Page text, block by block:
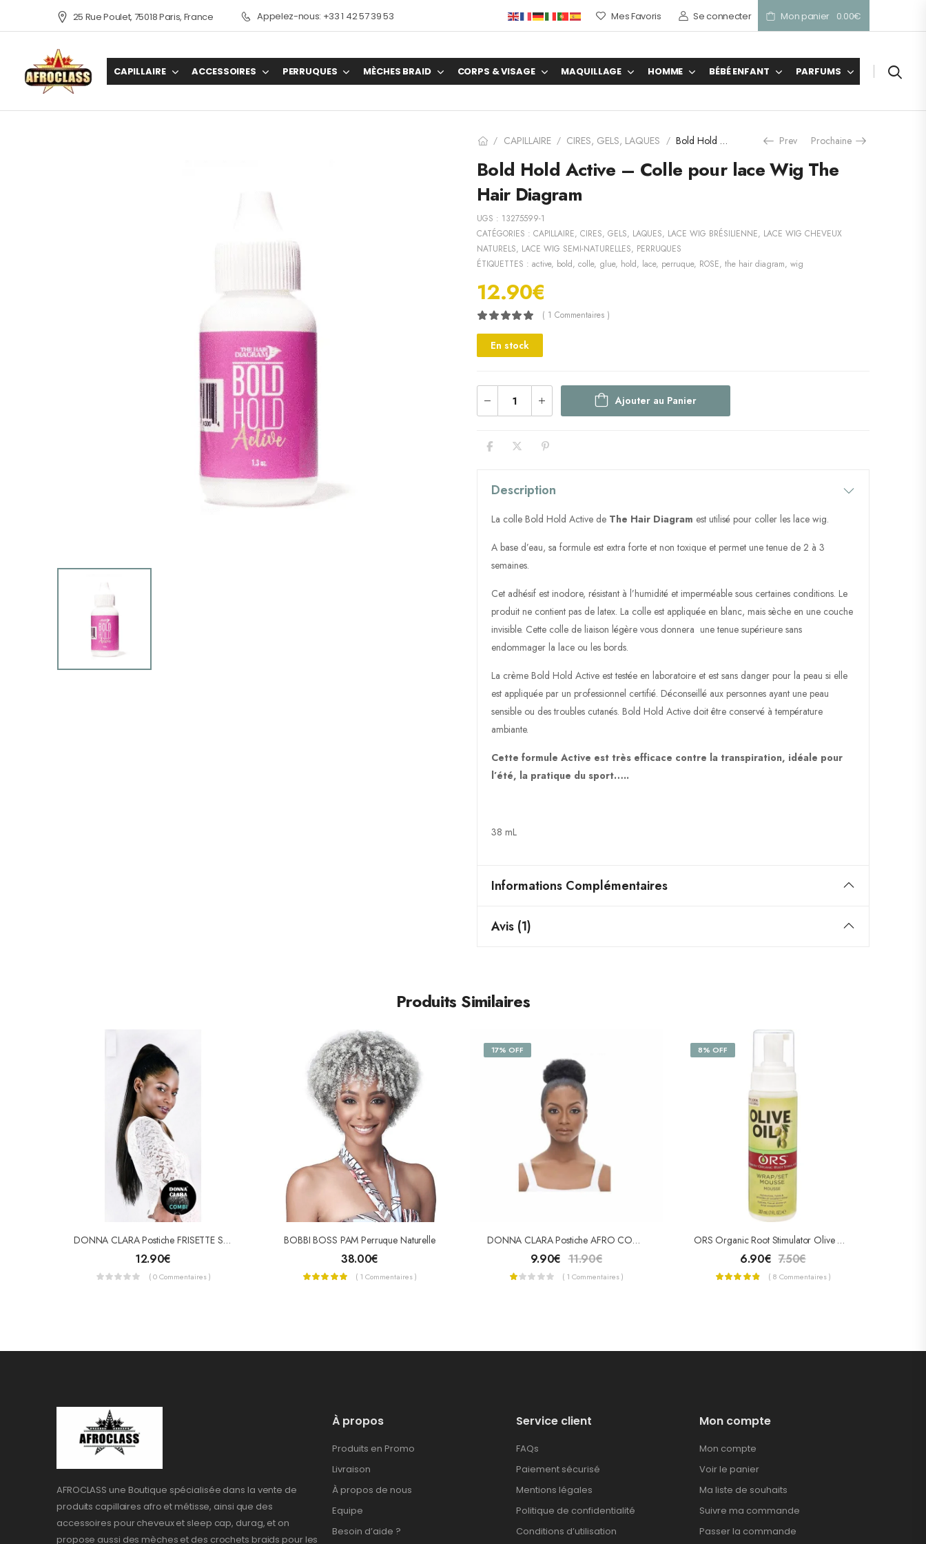
25 Rue Poulet, 75018 Paris, France Appelez-nous: +33 1 42 57 39 53 Mes Favoris Se connecter Mon panier 0.00€
CAPILLAIRE ACCESSOIRES PERRUQUES MÈCHES BRAID CORPS & VISAGE MAQUILLAGE HOMME BÉBÉ ENFANT PARFUMS
/ CAPILLAIRE / CIRES, GELS, LAQUES / Bold Hold Active – Colle pour lace Wig The Hair Diagram Prev Prochaine
Bold Hold Active – Colle pour lace Wig The
Hair Diagram
UGS : 13275599-1
CATÉGORIES : CAPILLAIRE, CIRES, GELS, LAQUES, LACE WIG BRÉSILIENNE, LACE WIG CHEVEUX
NATURELS, LACE WIG SEMI-NATURELLES, PERRUQUES
ÉTIQUETTES : active, bold, colle, glue, hold, lace, perruque, ROSE, the hair diagram, wig
12.90€
( 1 Commentaires )
En stock
Ajouter au Panier
Description
La colle Bold Hold Active de The Hair Diagram est utilisé pour coller les lace wig.
A base d’eau, sa formule est extra forte et non toxique et permet une tenue de 2 à 3
semaines.
Cet adhésif est inodore, résistant à l’humidité et imperméable sous certaines conditions. Le
produit ne contient pas de latex. La colle est appliquée en blanc, mais sèche en une couche
invisible. Cette colle de liaison légère vous donnera une tenue supérieure sans
endommager la lace ou les bords.
La crème Bold Hold Active est testée en laboratoire et est sans danger pour la peau si elle
est appliquée par un professionnel certifié. Déconseillé aux personnes ayant une peau
sensible ou des troubles cutanés. Bold Hold Active doit être conservé à température
ambiante.
Cette formule Active est très efficace contre la transpiration, idéale pour
l’été, la pratique du sport…..
38 mL
Informations Complémentaires
Avis (1)
Produits Similaires
DONNA CLARA Postiche FRISETTE STRAIGHT
12.90€
( 0 Commentaires )
BOBBI BOSS PAM Perruque Naturelle
38.00€
( 1 Commentaires )
17% OFF
DONNA CLARA Postiche AFRO COMBI PETIT
9.90€ 11.90€
( 1 Commentaires )
8% OFF
ORS Organic Root Stimulator Olive Oil Wrap/Set Mousse
6.90€ 7.50€
( 8 Commentaires )
AFROCLASS une Boutique spécialisée dans la vente de
produits capillaires afro et métisse, ainsi que des
accessoires pour cheveux et sleep cap, durag, et on
propose aussi des mèches et des crochets braids pour les
À propos
Produits en Promo
Livraison
À propos de nous
Equipe
Besoin d’aide ?
Service client
FAQs
Paiement sécurisé
Mentions légales
Politique de confidentialité
Conditions d’utilisation
Mon compte
Mon compte
Voir le panier
Ma liste de souhaits
Suivre ma commande
Passer la commande